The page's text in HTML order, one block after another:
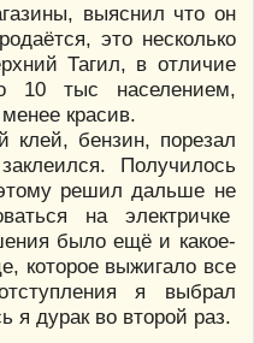
выяснил что он
это несколько
Тагил, в отличие
10 тыс населением,
красив.
клей, бензин, порезал
Получилось
решил дальше не
на электричке
было ещё и какое-
которое выжигало все
я выбрал
я дурак во второй раз.